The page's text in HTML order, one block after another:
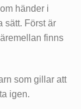
händer i
sätt. Först är
finns
som gillar att
igen.